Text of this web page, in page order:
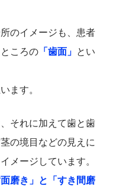
のイメージも、患者
ころの 「歯面」
とい
ます。
それに加えて歯と歯
の境目などの見えに
メージしています。
面磨き」と「すき間磨